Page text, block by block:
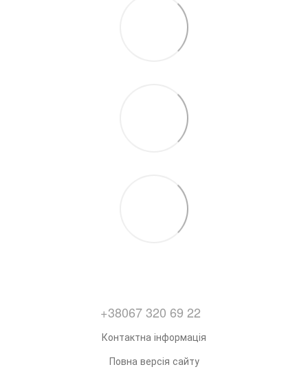
+38067 320 69 22
Контактна інформація
Повна версія сайту